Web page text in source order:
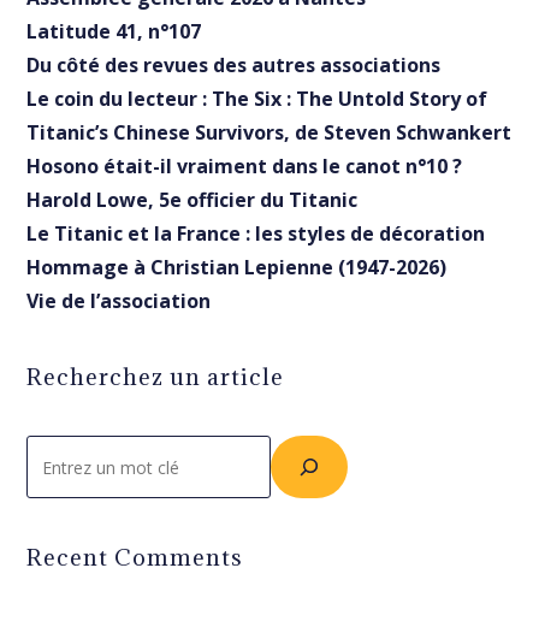
Latitude 41, n°107
Du côté des revues des autres associations
Le coin du lecteur : The Six : The Untold Story of
Titanic’s Chinese Survivors, de Steven Schwankert
Hosono était-il vraiment dans le canot n°10 ?
Harold Lowe, 5e officier du Titanic
Le Titanic et la France : les styles de décoration
Hommage à Christian Lepienne (1947-2026)
Vie de l’association
Recherchez un article
Recent Comments